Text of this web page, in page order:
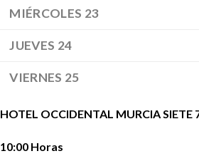
MIÉRCOLES 23
JUEVES 24
VIERNES 25
HOTEL OCCIDENTAL MURCIA SIETE
10:00 Horas